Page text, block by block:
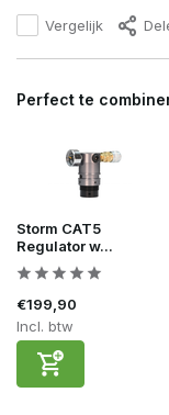
Vergelijk
Perfect te
Storm CAT5
Regulator w...
€199,90
Incl. btw